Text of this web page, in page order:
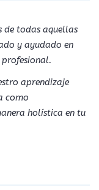
de todas aquellas
y ayudado en
aprendizaje
como
holística en tu